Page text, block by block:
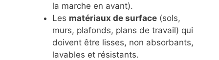
la marche en avant).
Les matériaux de surface(sols,
murs, plafonds, plans de travail) qui
doivent être lisses, non absorbants,
lavables et résistants.